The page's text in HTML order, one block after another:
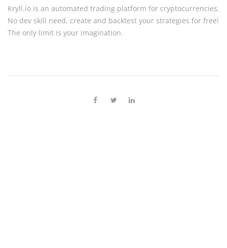
Kryll.io is an automated trading platform for cryptocurrencies.
No dev skill need, create and backtest your strategies for free!
The only limit is your imagination.